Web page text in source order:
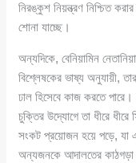
নিরঙ্কুশ নিয়ন্ত্রণ নিশ্চিত
শোনা যাচ্ছে।
অন্যদিকে, বেনিয়ামিন
বিশ্লেষকের ভাষ্য অনুযায়ী,
ঢাল হিসেবে কাজ করতে
চুক্তির উদ্যোগে তা ধীরে
সংকট প্রয়োজন হয়ে পড়ে, যা
অন্যজনকে আদালতের কাঠগড়া